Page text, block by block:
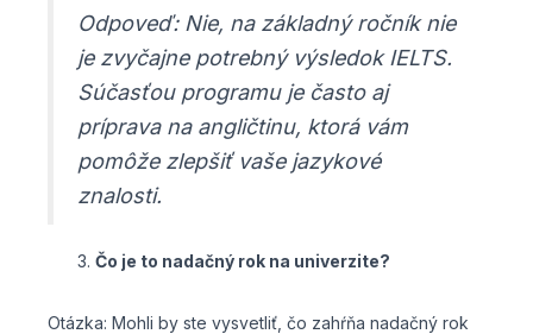
Odpoveď: Nie, na základný ročník nie
je zvyčajne potrebný výsledok IELTS.
Súčasťou programu je často aj
príprava na angličtinu, ktorá vám
pomôže zlepšiť vaše jazykové
znalosti.
Čo je to nadačný rok na univerzite?
Otázka: Mohli by ste vysvetliť, čo zahŕňa nadačný rok